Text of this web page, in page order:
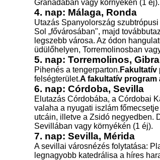
Granadában vagy környékén (1 éj).
4. nap: Málaga, Ronda
Utazás Spanyolország
Sol „fővárosában", majd
legszebb városa. Az ódon
üdülőhelyen, Torremolinosban
5. nap: Torremolinos,
Pihenés a tengerparton. Fakultatív
felségterület.A fakultatív program
6. nap: Córdoba, Sevilla
Elutazás Córdobába, a Córdobai
valaha a nyugati iszlám
utcáin, illetve a Zsidó negyedben.
Sevillában vagy környékén (1 éj).
7. nap: Sevilla, Mérida
A sevillai városnézés folytatása:
legnagyobb katedrálisa a híres